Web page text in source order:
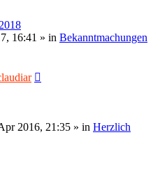
16:41 » in Bekanntmachungen
2016, 21:35 » in Herzlich